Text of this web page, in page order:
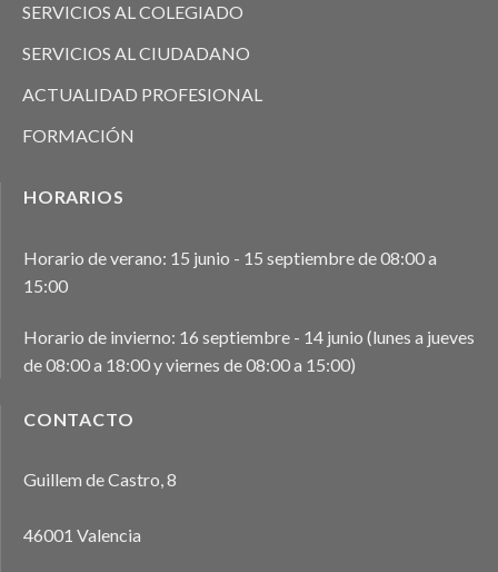
SERVICIOS AL COLEGIADO
SERVICIOS AL CIUDADANO
ACTUALIDAD PROFESIONAL
FORMACIÓN
HORARIOS
Horario de verano: 15 junio - 15 septiembre de 08:00 a
15:00
Horario de invierno: 16 septiembre - 14 junio (lunes a jueves
de 08:00 a 18:00 y viernes de 08:00 a 15:00)
CONTACTO
Guillem de Castro, 8
46001 Valencia